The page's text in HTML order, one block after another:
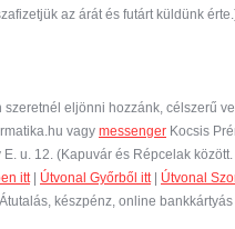
az árát és futárt küldünk
szeretnél eljönni hozzánk, célszerű
vagy messenger Kocsis
E. u. 12. (Kapuvár és Répcelak
itt| Útvonal Győrből itt| Útvonal
készpénz, online